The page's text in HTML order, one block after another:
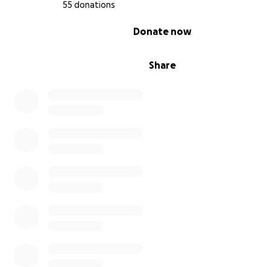
55 donations
Share
Donate now